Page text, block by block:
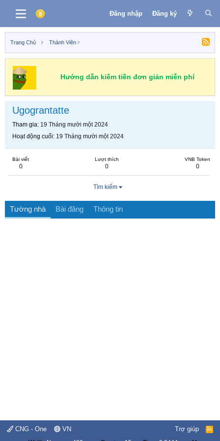
Đăng nhập Đăng ký
Trang Chủ Thành Viên
Hướng dẫn kiếm tiền đơn giản miễn phí
Ugograntatte
Tham gia 19 Tháng mười một 2024
Hoạt động cuối 19 Tháng mười một 2024
Bài viết
0
Lượt thích
0
VNB Token
0
Tìm kiếm
Tường nhà Bài đăng Thông tin
CNG - One VN Trợ giúp
R